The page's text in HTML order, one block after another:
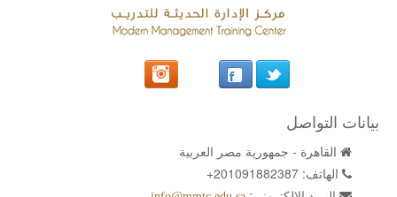
بيانات التواصل
القاهرة - جمهورية مصر العربية
الهاتف: +201091882387